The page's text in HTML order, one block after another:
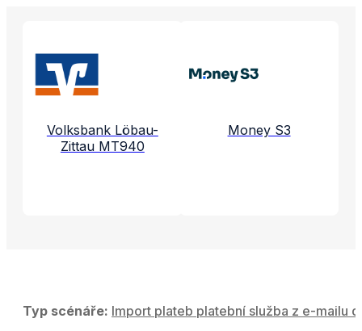
Volksbank Löbau-
Zittau MT940
Money S3
Typ scénáře: Import plateb platební služba z e-mailu